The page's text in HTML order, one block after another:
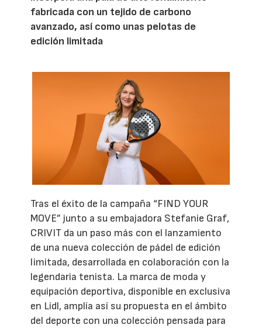
fabricada con un tejido de carbono
avanzado, así como unas pelotas de
edición limitada
Tras el éxito de la campaña “FIND YOUR
MOVE” junto a su embajadora Stefanie Graf,
CRIVIT da un paso más con el lanzamiento
de una nueva colección de pádel de edición
limitada, desarrollada en colaboración con la
legendaria tenista. La marca de moda y
equipación deportiva, disponible en exclusiva
en Lidl, amplía así su propuesta en el ámbito
del deporte con una colección pensada para